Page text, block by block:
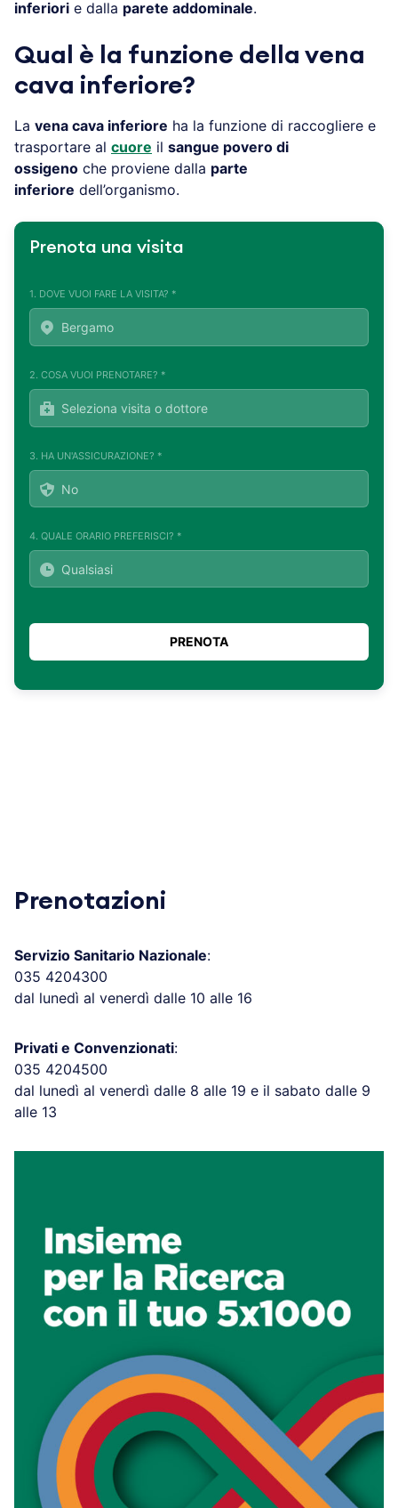
inferiori e dalla parete addominale.
Qual è la funzione della vena
cava inferiore?
La vena cava inferiore ha la funzione di raccogliere e
trasportare al cuore il sangue povero di
ossigeno che proviene dalla parte
inferiore dell’organismo.
Prenota una visita
1. DOVE VUOI FARE LA VISITA? *
2. COSA VUOI PRENOTARE? *
3. HA UN'ASSICURAZIONE? *
4. QUALE ORARIO PREFERISCI? *
Prenotazioni
Servizio Sanitario Nazionale:
035 4204300
dal lunedì al venerdì dalle 10 alle 16
Privati e Convenzionati:
035 4204500
dal lunedì al venerdì dalle 8 alle 19 e il sabato dalle 9
alle 13